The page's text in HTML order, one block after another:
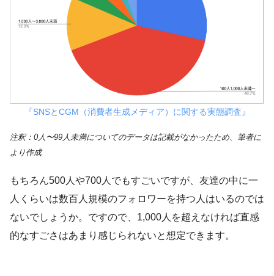
『SNSとCGM（消費者生成メディア）に関する実態調査』
注釈：0人〜99人未満についてのデータは記載がなかったため、筆者に
より作成
もちろん500人や700人でもすごいですが、友達の中に一
人くらいは数百人規模のフォロワーを持つ人はいるのでは
ないでしょうか。ですので、1,000人を超えなければ直感
的なすごさはあまり感じられないと想定できます。